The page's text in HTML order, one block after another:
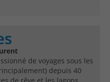
de voyages sous les
depuis 40